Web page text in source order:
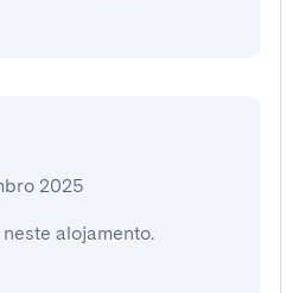
2025
alojamento.